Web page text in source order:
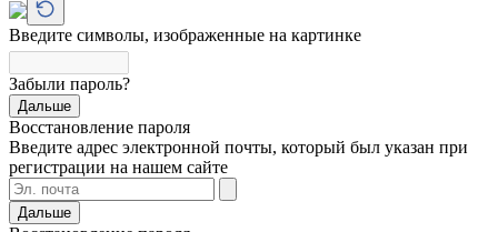
Введите символы, изображенные на картинке
Забыли пароль?
Дальше
Восстановление пароля
Введите адрес электронной почты, который был указан при
регистрации на нашем сайте
Дальше